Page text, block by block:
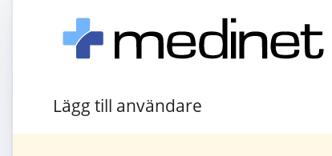
Lägg till användare